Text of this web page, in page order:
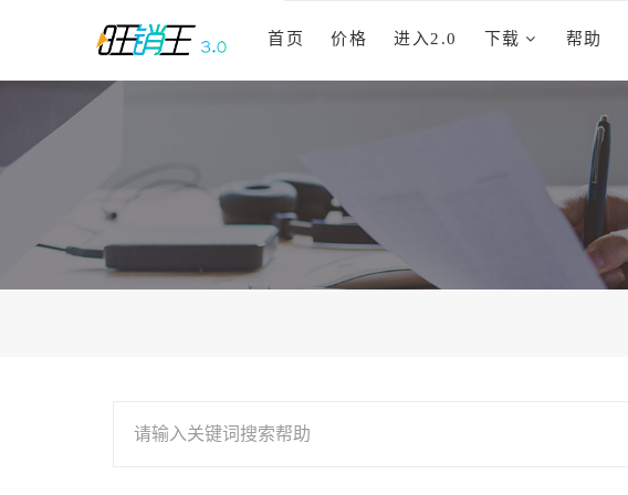
首页 价格 进入2.0 下载 帮助
请输入关键词搜索帮助